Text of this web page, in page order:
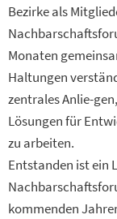
Bezirke als
Monaten
Haltungen
zentrales Anlie-
Lösungen für
zu arbeiten.
Entstanden ist ein
kommenden